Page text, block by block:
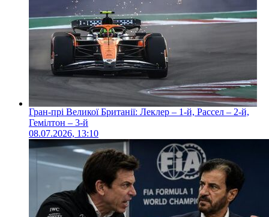
Гран-прі Великої Британії: Леклер – 1-й, Рассел – 2-й,
Гемілтон – 3-й
08.07.2026, 13:10